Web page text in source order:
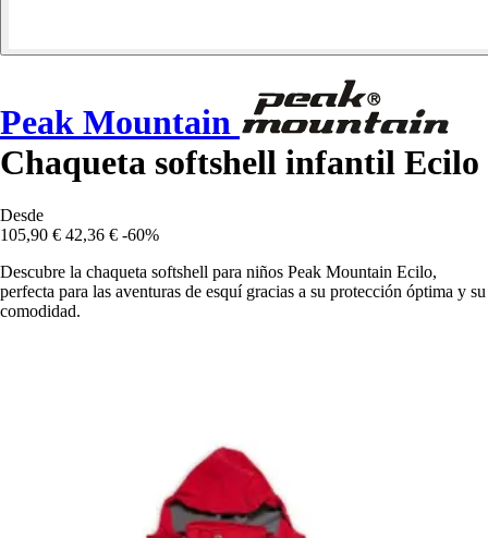
Peak Mountain
Chaqueta softshell infantil Ecilo
Desde
105,90 € 42,36 € -60%
Descubre la chaqueta softshell para niños Peak Mountain Ecilo,
perfecta para las aventuras de esquí gracias a su protección óptima y su
comodidad.